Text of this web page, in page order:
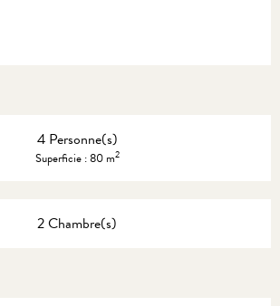
4 Personne(s)
Superficie : 80 m2
2 Chambre(s)